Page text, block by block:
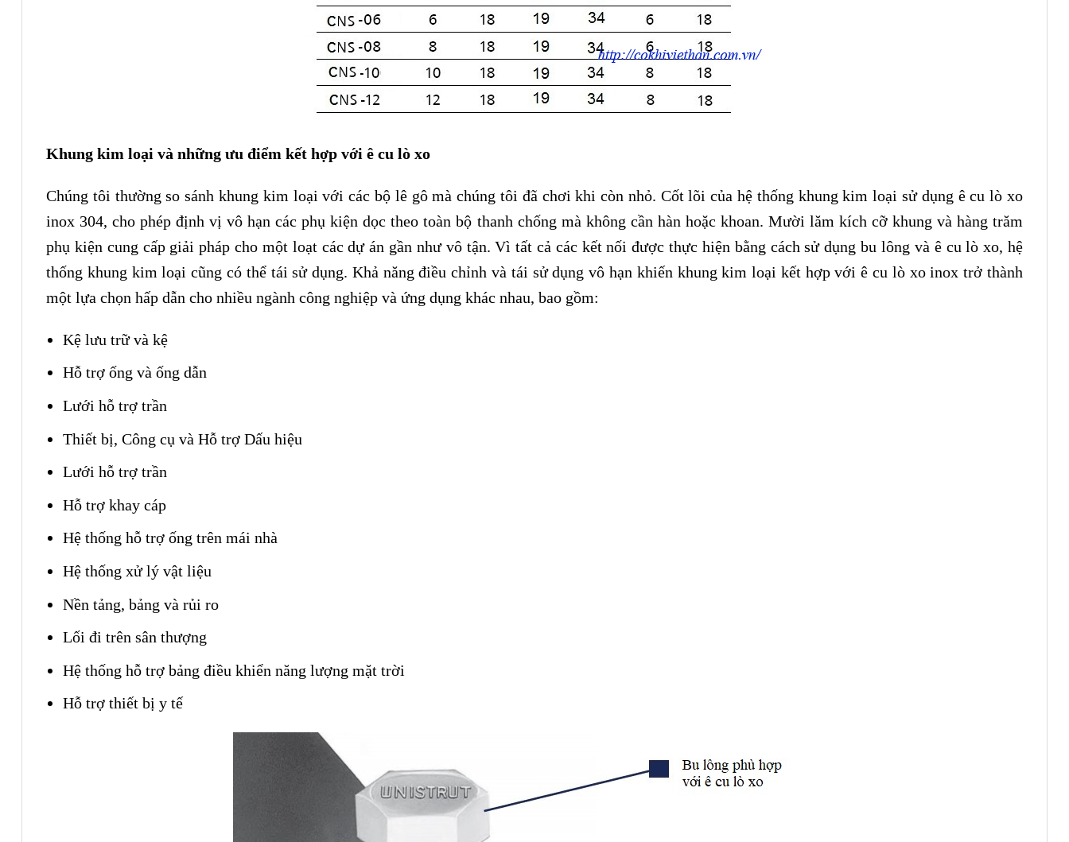
Khung kim loại và những ưu điểm kết hợp với ê cu lò xo
Chúng tôi thường so sánh khung kim loại với các bộ lê gô mà chúng tôi đã chơi khi còn nhỏ. Cốt lõi của hệ thống khung kim loại sử dụng ê cu lò xo
inox 304, cho phép định vị vô hạn các phụ kiện dọc theo toàn bộ thanh chống mà không cần hàn hoặc khoan. Mười lăm kích cỡ khung và hàng trăm
phụ kiện cung cấp giải pháp cho một loạt các dự án gần như vô tận. Vì tất cả các kết nối được thực hiện bằng cách sử dụng bu lông và ê cu lò xo, hệ
thống khung kim loại cũng có thể tái sử dụng. Khả năng điều chỉnh và tái sử dụng vô hạn khiến khung kim loại kết hợp với ê cu lò xo inox trở thành
một lựa chọn hấp dẫn cho nhiều ngành công nghiệp và ứng dụng khác nhau, bao gồm:
Kệ lưu trữ và kệ
Hỗ trợ ống và ống dẫn
Lưới hỗ trợ trần
Thiết bị, Công cụ và Hỗ trợ Dấu hiệu
Lưới hỗ trợ trần
Hỗ trợ khay cáp
Hệ thống hỗ trợ ống trên mái nhà
Hệ thống xử lý vật liệu
Nền tảng, bảng và rủi ro
Lối đi trên sân thượng
Hệ thống hỗ trợ bảng điều khiển năng lượng mặt trời
Hỗ trợ thiết bị y tế